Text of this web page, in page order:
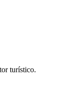
turístico.